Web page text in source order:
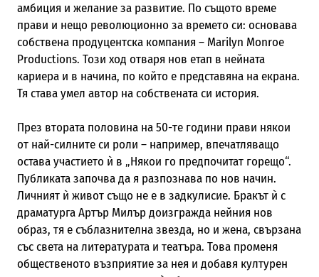
амбиция и желание за развитие. По същото време
прави и нещо революционно за времето си: основава
собствена продуцентска компания – Marilyn Monroe
Productions. Този ход отваря нов етап в нейната
кариера и в начина, по който е представяна на екрана.
Тя става умел автор на собствената си история.
През втората половина на 50-те години прави някои
от най-силните си роли – например, впечатляващо
остава участието ѝ в „Някои го предпочитат горещо“.
Публиката започва да я разпознава по нов начин.
Личният ѝ живот също не е в задкулисие. Бракът ѝ с
драматурга Артър Милър доизгражда нейния нов
образ, тя е съблазнителна звезда, но и жена, свързана
със света на литературата и театъра. Това променя
общественото възприятие за нея и добавя културен